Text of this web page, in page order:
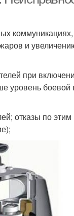
и
при
уровень боевой
отказы по